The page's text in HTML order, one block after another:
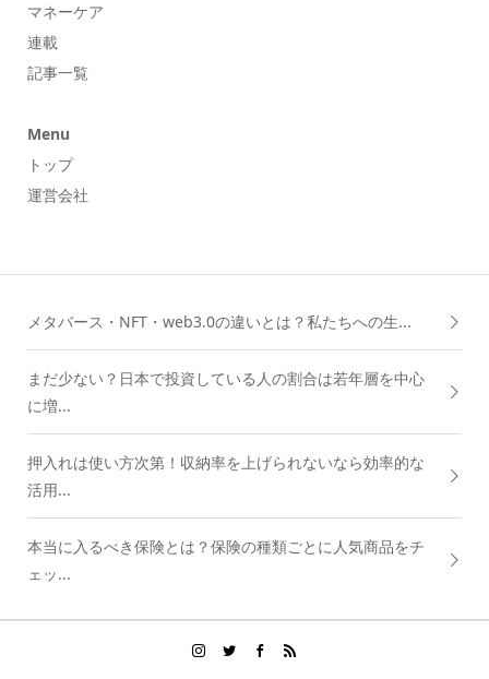
マネーケア
連載
記事一覧
Menu
トップ
運営会社
メタバース・NFT・web3.0の違いとは？私たちへの生...
まだ少ない？日本で投資している人の割合は若年層を中心
に増...
押入れは使い方次第！収納率を上げられないなら効率的な
活用...
本当に入るべき保険とは？保険の種類ごとに人気商品をチ
ェッ...